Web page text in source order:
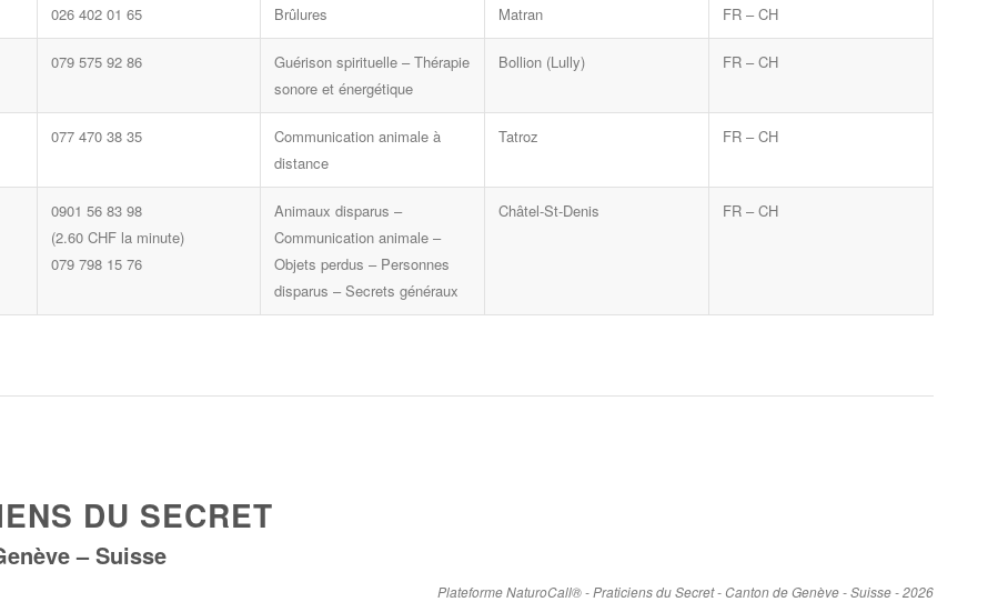
026 402 01 65 Brûlures Matran FR – CH
079 575 92 86
Guérison spirituelle – Thérapie
sonore et énergétique
Bollion (Lully) FR – CH
077 470 38 35
Communication animale à
distance
Tatroz FR – CH
0901 56 83 98
(2.60 CHF la minute)
079 798 15 76
Animaux disparus –
Communication animale –
Objets perdus – Personnes
disparus – Secrets généraux
Châtel-St-Denis FR – CH
DU SECRET
– Suisse
Plateforme NaturoCall® - Praticiens du Secret - Canton de Genève - Suisse - 2026